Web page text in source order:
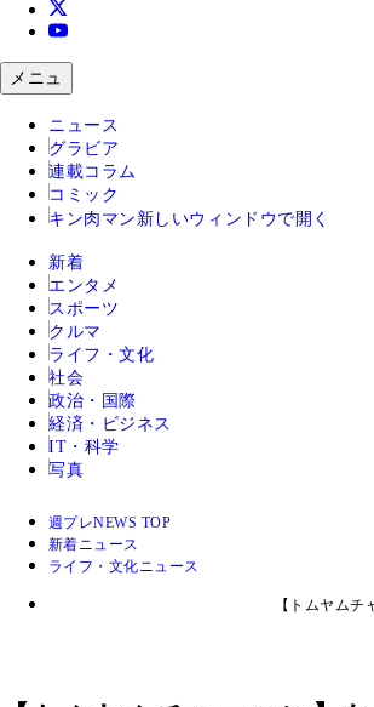
メニュ
ニュース
グラビア
連載コラム
コミック
キン肉マン 新しいウィンドウで開く
新着
エンタメ
スポーツ
クルマ
ライフ・文化
社会
政治・国際
経済・ビジネス
IT・科学
写真
週プレNEWS TOP
新着ニュース
ライフ・文化ニュース
【トムヤム